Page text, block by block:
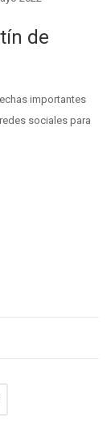
de
importantes
sociales para